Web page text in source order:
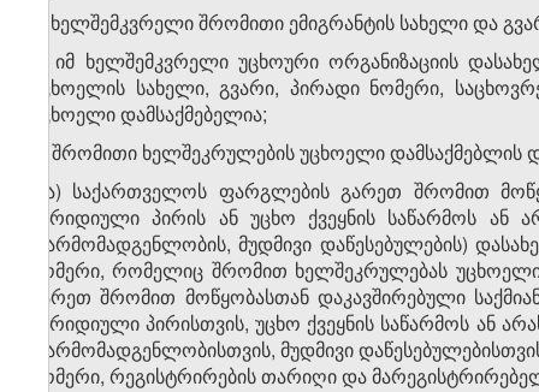
ა) ხელშემკვრელი შრომითი ემიგრანტის სახელი და
ბ) იმ ხელშემკვრელი უცხოური ორგანიზაციის
უცხოელის სახელი, გვარი, პირადი ნომერი,
უცხოელი დამსაქმებელია;
გ) შრომითი ხელშეკრულების უცხოელი დამსაქმებლის
გ.ა) საქართველოს ფარგლების გარეთ შრომით
იურიდიული პირის ან უცხო ქვეყნის საწარმოს
(წარმომადგენლობის, მუდმივი დაწესებულების)
ნომერი, რომელიც შრომით ხელშეკრულებას
გარეთ შრომით მოწყობასთან დაკავშირებული
იურიდიული პირისთვის, უცხო ქვეყნის საწარმოს ან
(წარმომადგენლობისთვის, მუდმივი
ნომერი, რეგისტრირების თარიღი და